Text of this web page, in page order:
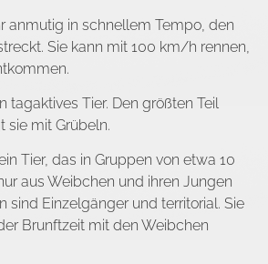
anmutig in schnellem Tempo, den
Sie kann mit 100 km/h rennen,
tagaktives Tier. Den größten Teil
sie mit Grübeln.
Tier, das in Gruppen von etwa 10
aus Weibchen und ihren Jungen
sind Einzelgänger und territorial. Sie
Brunftzeit mit den Weibchen